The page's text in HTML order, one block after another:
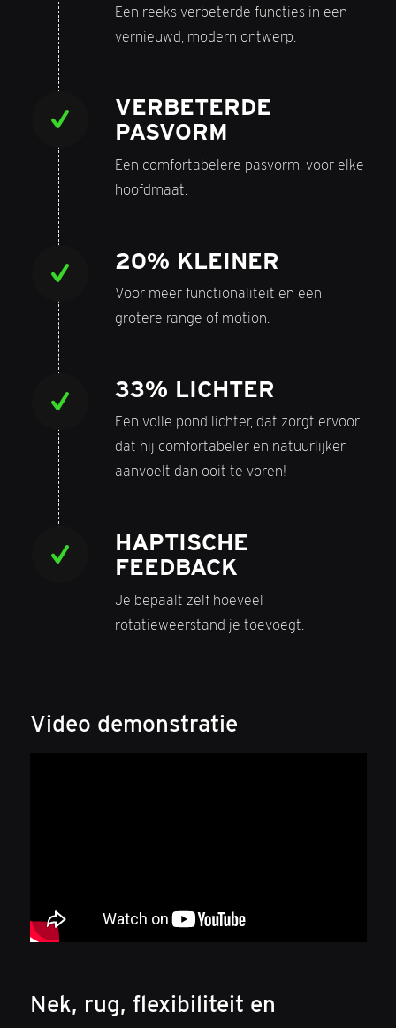
Een reeks verbeterde functies in een
vernieuwd, modern ontwerp.
VERBETERDE
PASVORM
Een comfortabelere pasvorm, voor elke
hoofdmaat.
20% KLEINER
Voor meer functionaliteit en een
grotere range of motion.
33% LICHTER
Een volle pond lichter, dat zorgt ervoor
dat hij comfortabeler en natuurlijker
aanvoelt dan ooit te voren!
HAPTISCHE
FEEDBACK
Je bepaalt zelf hoeveel
rotatieweerstand je toevoegt.
Video demonstratie
Nek, rug, flexibiliteit en